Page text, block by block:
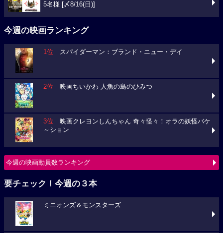
5名様 [〆8/16(日)]
今週の映画ランキング
1位 スパイダーマン：ブランド・ニュー・デイ
2位 映画ちいかわ 人魚の島のひみつ
3位 映画クレヨンしんちゃん 奇々怪々！オラの妖怪バケ
～ション
今週の映画動員数ランキング
要チェック！今週の３本
ミニオンズ＆モンスターズ